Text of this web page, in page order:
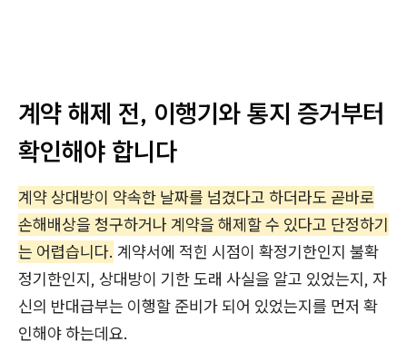
계약 해제 전, 이행기와 통지 증거부터
확인해야 합니다
계약 상대방이 약속한 날짜를 넘겼다고 하더라도 곧바로
손해배상을 청구하거나 계약을 해제할 수 있다고 단정하기
는 어렵습니다. 계약서에 적힌 시점이 확정기한인지 불확
정기한인지, 상대방이 기한 도래 사실을 알고 있었는지, 자
신의 반대급부는 이행할 준비가 되어 있었는지를 먼저 확
인해야 하는데요.